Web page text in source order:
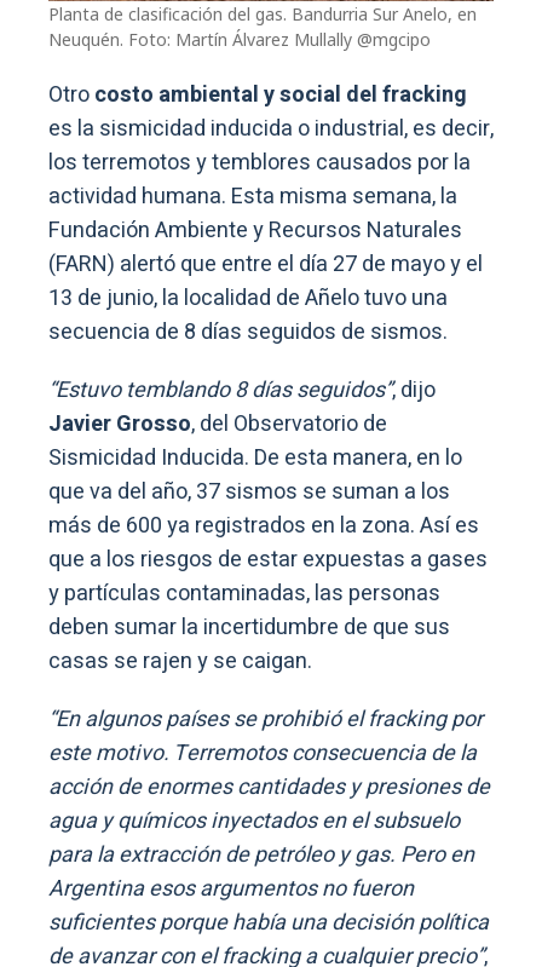
Planta de clasificación del gas. Bandurria Sur Anelo, en
Neuquén. Foto: Martín Álvarez Mullally @mgcipo
Otrocosto ambientaly social del fracking
es la sismicidad inducida o industrial, es decir,
los terremotos y temblores causados ​​por la
actividad humana. Esta misma semana, la
Fundación Ambiente y Recursos Naturales
(FARN) alertó que entre el día 27 de mayo y el
13 de junio, la localidad de Añelo tuvo una
secuencia de 8 días seguidos de sismos.
“Estuvo temblando 8 días seguidos”, dijo
Javier Grosso, del Observatorio de
Sismicidad Inducida. De esta manera, en lo
que va del año, 37 sismos se suman a los
más de 600 ya registrados en la zona. Así es
que a los riesgos de estar expuestas a gases
y partículas contaminadas, las personas
deben sumar la incertidumbre de que sus
casas se rajen y se caigan.
“En algunos países se prohibió el fracking por
este motivo. Terremotos consecuencia de la
acción de enormes cantidades y presiones de
agua y químicos inyectados en el subsuelo
para la extracción de petróleo y gas. Pero en
Argentina esos argumentos no fueron
suficientes porque había una decisión política
de avanzar con el fracking a cualquier precio”,